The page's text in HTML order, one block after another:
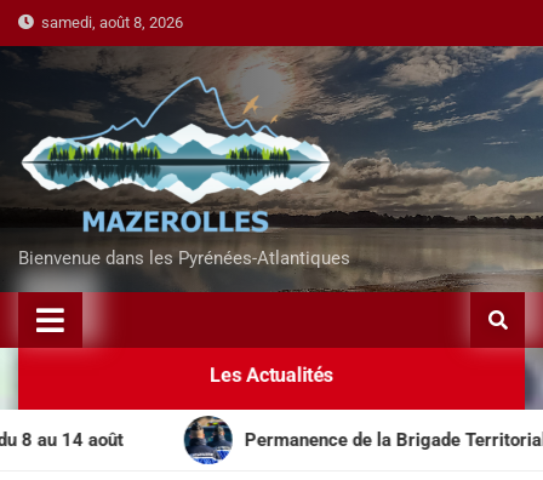
samedi, août 8, 2026
Bienvenue dans les Pyrénées-Atlantiques
Les Actualités
14 août Permanence de la Brigade Territoriale